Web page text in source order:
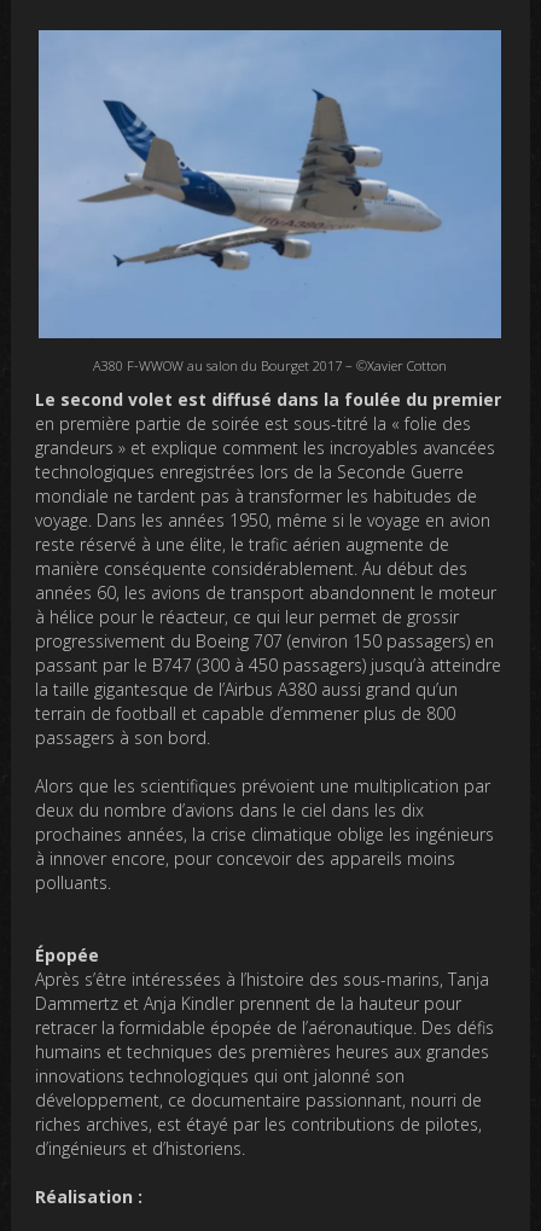
A380 F-WWOW au salon du Bourget 2017 – ©Xavier Cotton
Le second volet est diffusé dans la foulée du premier
en première partie de soirée est sous-titré la « folie des
grandeurs » et explique comment les incroyables avancées
technologiques enregistrées lors de la Seconde Guerre
mondiale ne tardent pas à transformer les habitudes de
voyage. Dans les années 1950, même si le voyage en avion
reste réservé à une élite, le trafic aérien augmente de
manière conséquente considérablement. Au début des
années 60, les avions de transport abandonnent le moteur
à hélice pour le réacteur, ce qui leur permet de grossir
progressivement du Boeing 707 (environ 150 passagers) en
passant par le B747 (300 à 450 passagers) jusqu’à atteindre
la taille gigantesque de l’Airbus A380 aussi grand qu’un
terrain de football et capable d’emmener plus de 800
passagers à son bord.
Alors que les scientifiques prévoient une multiplication par
deux du nombre d’avions dans le ciel dans les dix
prochaines années, la crise climatique oblige les ingénieurs
à innover encore, pour concevoir des appareils moins
polluants.
Épopée
Après s’être intéressées à l’histoire des sous-marins, Tanja
Dammertz et Anja Kindler prennent de la hauteur pour
retracer la formidable épopée de l’aéronautique. Des défis
humains et techniques des premières heures aux grandes
innovations technologiques qui ont jalonné son
développement, ce documentaire passionnant, nourri de
riches archives, est étayé par les contributions de pilotes,
d’ingénieurs et d’historiens.
Réalisation :